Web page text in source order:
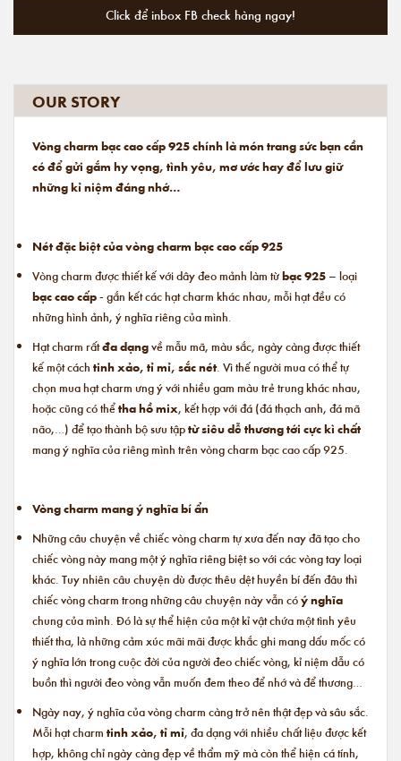
Click để inbox FB check hàng ngay!
OUR STORY
Vòng charm bạc cao cấp 925 chính là món trang sức bạn cần
có để gửi gắm hy vọng, tình yêu, mơ ước hay để lưu giữ
những kỉ niệm đáng nhớ…
Nét đặc biệt của vòng charm bạc cao cấp 925
Vòng charm được thiết kế với dây đeo mảnh làm từbạc 925 – loại
bạc cao cấp- gắn kết các hạt charm khác nhau, mỗi hạt đều có
những hình ảnh, ý nghĩa riêng của mình.
Hạt charm rấtđa dạngvề mẫu mã, màu sắc, ngày càng được thiết
kế một cách tinh xảo, tỉ mỉ, sắc nét. Vì thế người mua có thể tự
chọn mua hạt charm ưng ý với nhiều gam màu trẻ trung khác nhau,
hoặc cũng có thểtha hồ mix, kết hợp với đá (đá thạch anh, đá mã
não,…) để tạo thành bộ sưu tậptừ siêu dễ thương tới cực kì chất
mang ý nghĩa của riêng mình trên vòng charm bạc cao cấp 925.
Vòng charm mang ý nghĩa bí ẩn
Những câu chuyện về chiếc vòng charm tự xưa đến nay đã tạo cho
chiếc vòng này mang một ý nghĩa riêng biệt so với các vòng tay loại
khác. Tuy nhiên câu chuyện dù được thêu dệt huyền bí đến đâu thì
chiếc vòng charm trong những câu chuyện này vẫn cóý nghĩa
chung của mình. Đó là sự thể hiện của một kỉ vật chứa một tình yêu
thiết tha, là những cảm xúc mãi mãi được khắc ghi mang dấu mốc có
ý nghĩa lớn trong cuộc đời của người đeo chiếc vòng, kỉ niệm dẫu có
buồn thì người đeo vòng vẫn muốn đem theo để nhớ và để thương…
Ngày nay, ý nghĩa của vòng charm càng trở nên thật đẹp và sâu sắc.
Mỗi hạt charm tinh xảo, tỉ mỉ, đa dạng với nhiều chất liệu được kết
hợp, không chỉ ngày càng đẹp về thẩm mỹ mà còn thể hiện cá tính,